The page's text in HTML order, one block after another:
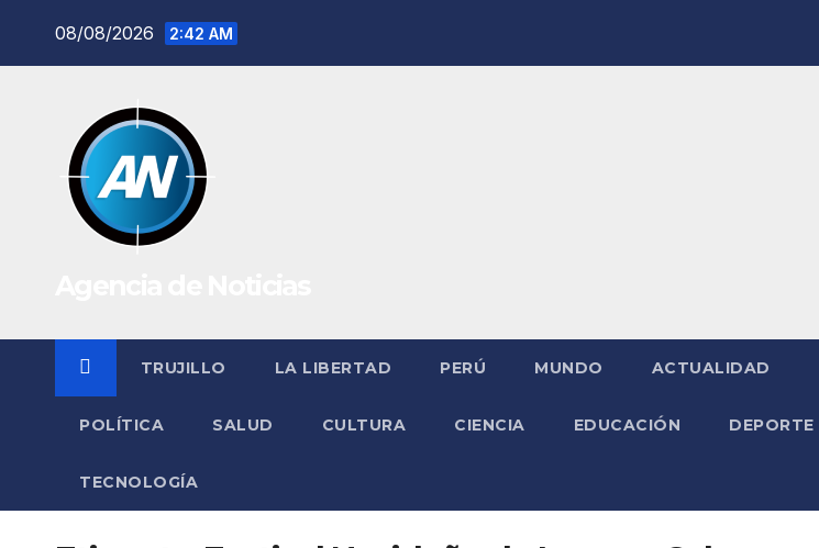
08/08/2026 2:42 AM
TRUJILLO LA LIBERTAD PERÚ MUNDO ACTUALIDAD
POLÍTICA SALUD CULTURA CIENCIA EDUCACIÓN DEPORTE
TECNOLOGÍA